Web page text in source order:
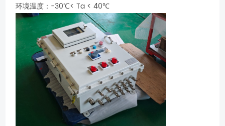
环境温度：-30℃< Ta < 40℃